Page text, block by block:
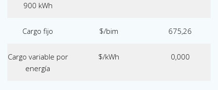
900 kWh
Cargo fijo $/bim 675,26
Cargo variable por
energía
$/kWh 0,000